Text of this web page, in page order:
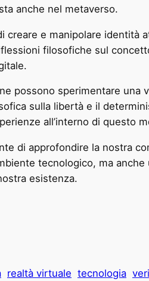
anche nel metaverso.
e manipolare identità
filosofiche sul
possono sperimentare una
sulla libertà e il
all’interno di questo
di approfondire la nostra
tecnologico, ma
esistenza.
realtà virtuale tecnologia